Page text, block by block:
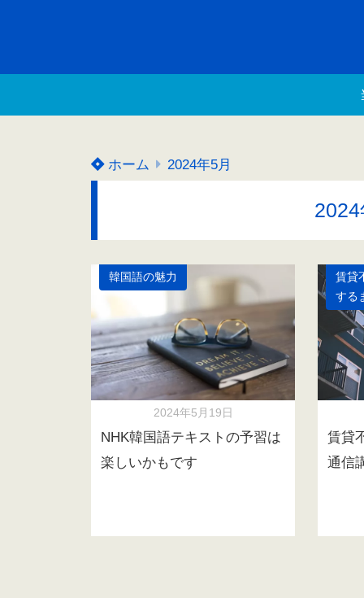
ホーム 2024年5月
韓国語の魅力
2024年5月19日
NHK韓国語テキストの予習は
楽しいかもです
賃貸
する
賃貸
通信